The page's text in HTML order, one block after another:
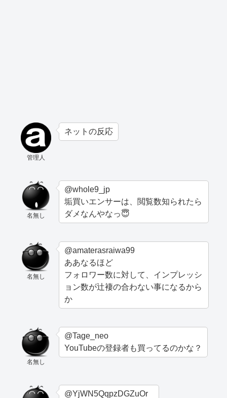
管理人
ネットの反応
名無し
@whole9_jp
垢買いエンサーは、閲覧数知られたら
ダメなんやなっ😇
名無し
@amaterasraiwa99
ああなるほど
フォロワー数に対して、インプレッシ
ョン数が辻褄の合わない事になるから
か
名無し
@Tage_neo
YouTubeの登録者も買ってるのかな？
@YjWN5QqpzDGZuOr